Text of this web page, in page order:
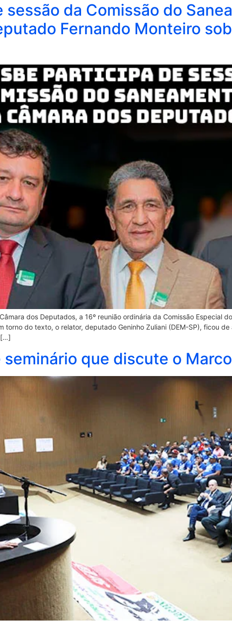
sessão da Comissão do
Fernando Monteiro
dos Deputados, a 16º reunião ordinária da Comissão Especial
torno do texto, o relator, deputado Geninho Zuliani (DEM-SP), ficou
[…]
que discute o